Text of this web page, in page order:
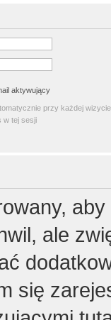
aktywujący
przy każdej wizycie
w tej sesji
ale
się